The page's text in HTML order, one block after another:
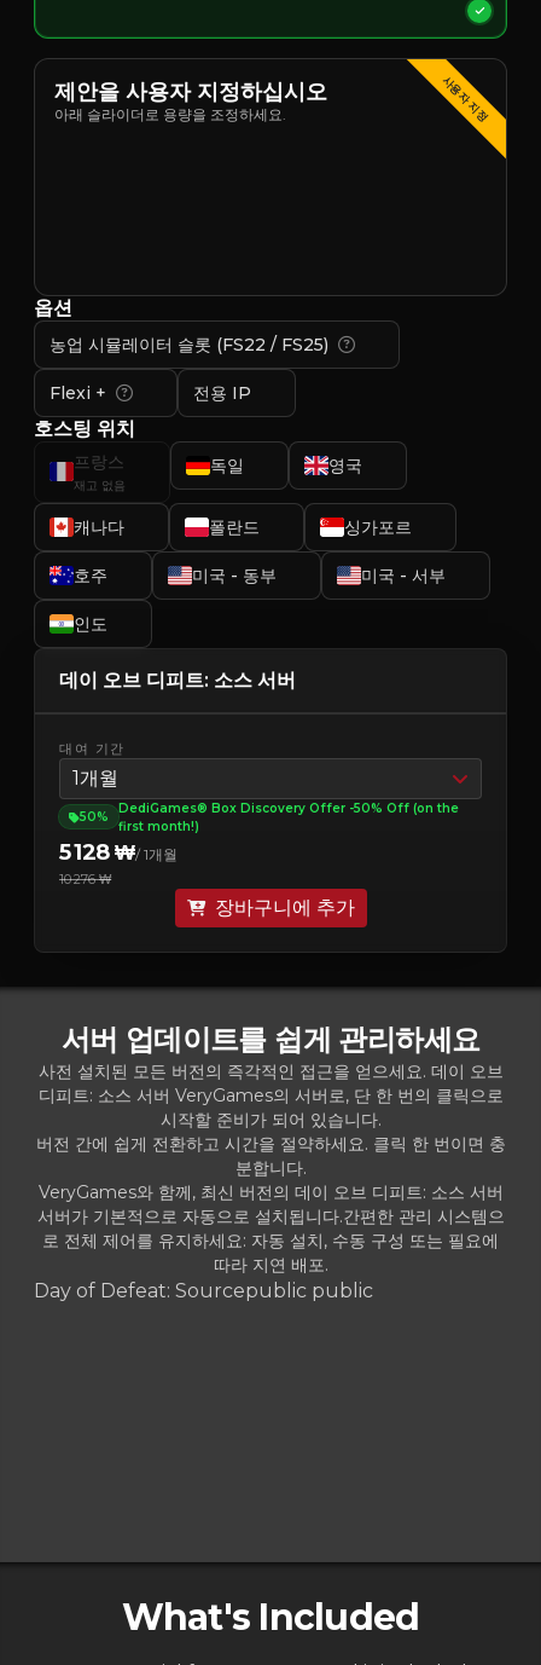
사용자 지정
제안을 사용자 지정하십시오
아래 슬라이더로 용량을 조정하세요.
옵션
농업 시뮬레이터 슬롯 (FS22 / FS25)
Flexi + 전용 IP
호스팅 위치
프랑스
재고 없음
독일 영국
캐나다 폴란드 싱가포르
호주 미국 - 동부 미국 - 서부
인도
데이 오브 디피트: 소스 서버
대여 기간
1개월
50%
DediGames® Box Discovery Offer -50% Off (on the
first month!)
5 128 ₩/ 1개월
10 276 ₩
장바구니에 추가
서버 업데이트를 쉽게 관리하세요
사전 설치된 모든 버전의 즉각적인 접근을 얻으세요. 데이 오브
디피트: 소스 서버 VeryGames의 서버로, 단 한 번의 클릭으로
시작할 준비가 되어 있습니다.
버전 간에 쉽게 전환하고 시간을 절약하세요. 클릭 한 번이면 충
분합니다.
VeryGames와 함께, 최신 버전의 데이 오브 디피트: 소스 서버
서버가 기본적으로 자동으로 설치됩니다.간편한 관리 시스템으
로 전체 제어를 유지하세요: 자동 설치, 수동 구성 또는 필요에
따라 지연 배포.
Day of Defeat: Sourcepublic public
What's Included